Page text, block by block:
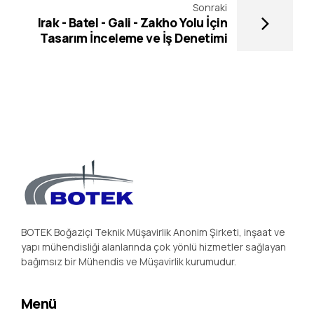
Sonraki
Irak - Batel - Gali - Zakho Yolu İçin
Tasarım İnceleme ve İş Denetimi
BOTEK Boğaziçi Teknik Müşavirlik Anonim Şirketi, inşaat ve
yapı mühendisliği alanlarında çok yönlü hizmetler sağlayan
bağımsız bir Mühendis ve Müşavirlik kurumudur.
Menü